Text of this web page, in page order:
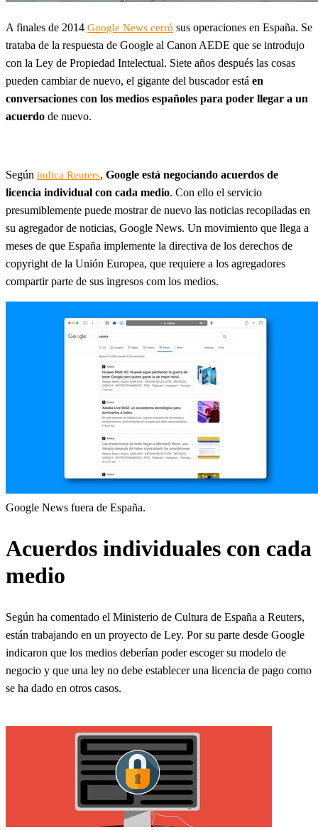
A finales de 2014 Google News cerró sus operaciones en España. Se
trataba de la respuesta de Google al Canon AEDE que se introdujo
con la Ley de Propiedad Intelectual. Siete años después las cosas
pueden cambiar de nuevo, el gigante del buscador está en
conversaciones con los medios españoles para poder llegar a un
acuerdo de nuevo.
Según indica Reuters, Google está negociando acuerdos de
licencia individual con cada medio. Con ello el servicio
presumiblemente puede mostrar de nuevo las noticias recopiladas en
su agregador de noticias, Google News. Un movimiento que llega a
meses de que España implemente la directiva de los derechos de
copyright de la Unión Europea, que requiere a los agregadores
compartir parte de sus ingresos com los medios.
Google News fuera de España.
Acuerdos individuales con cada
medio
Según ha comentado el Ministerio de Cultura de España a Reuters,
están trabajando en un proyecto de Ley. Por su parte desde Google
indicaron que los medios deberían poder escoger su modelo de
negocio y que una ley no debe establecer una licencia de pago como
se ha dado en otros casos.